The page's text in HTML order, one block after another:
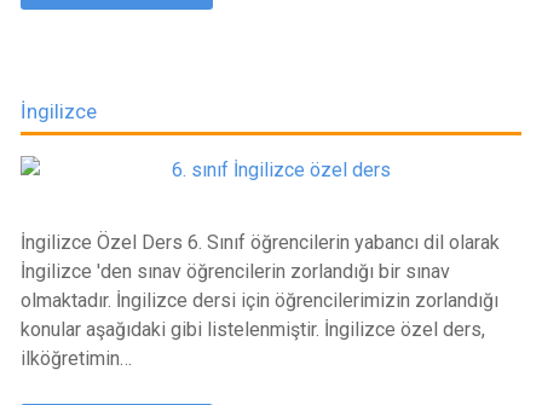
İngilizce
İngilizce Özel Ders 6. Sınıf öğrencilerin yabancı dil olarak
İngilizce 'den sınav öğrencilerin zorlandığı bir sınav
olmaktadır. İngilizce dersi için öğrencilerimizin zorlandığı
konular aşağıdaki gibi listelenmiştir. İngilizce özel ders,
ilköğretimin…